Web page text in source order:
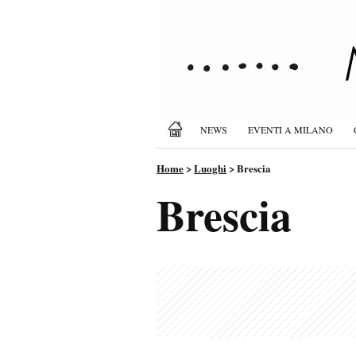
NEWS EVENTI A MILANO
Home>Luoghi>Brescia
Brescia